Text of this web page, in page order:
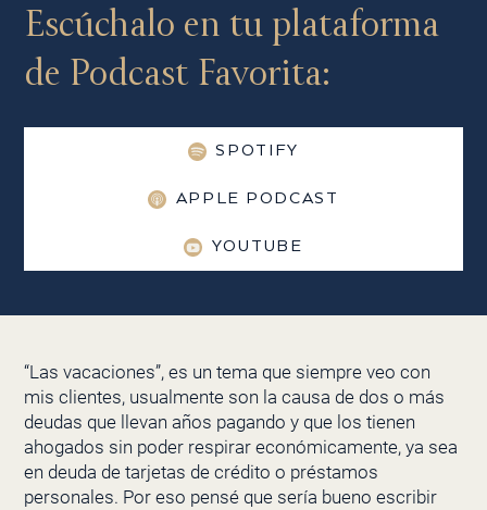
Escúchalo en tu plataforma
de Podcast Favorita:
SPOTIFY
APPLE PODCAST
YOUTUBE
“Las vacaciones”, es un tema que siempre veo con
mis clientes, usualmente son la causa de dos o más
deudas que llevan años pagando y que los tienen
ahogados sin poder respirar económicamente, ya sea
en deuda de tarjetas de crédito o préstamos
personales. Por eso pensé que sería bueno escribir